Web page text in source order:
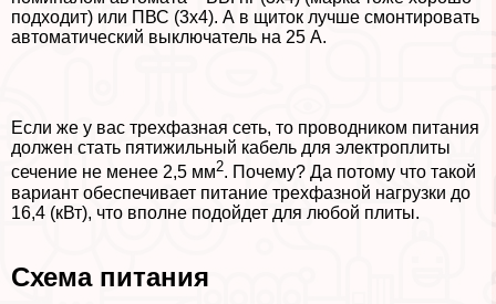
подходит) или ПВС (3х4). А в щиток лучше смонтировать
автоматический выключатель на 25 А.
Если же у вас трехфазная сеть, то проводником питания
должен стать пятижильный кабель для электроплиты
сечение не менее 2,5 мм2. Почему? Да потому что такой
вариант обеспечивает питание трехфазной нагрузки до
16,4 (кВт), что вполне подойдет для любой плиты.
Схема питания